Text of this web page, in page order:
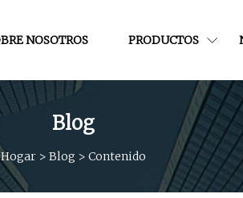
NOSOTROS PRODUCTOS
Blog
Hogar> Blog > Contenido